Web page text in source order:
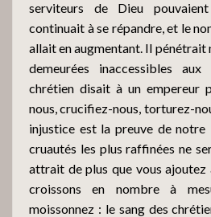
serviteurs de Dieu
continuait à se répandre, et le
allait en augmentant. Il pénétrait
demeurées inaccessibles
chrétien disait à un empereur
nous, crucifiez-nous, torturez-
injustice est la preuve de
cruautés les plus raffinées ne
attrait de plus que vous
croissons en nombre à
moissonnez : le sang des